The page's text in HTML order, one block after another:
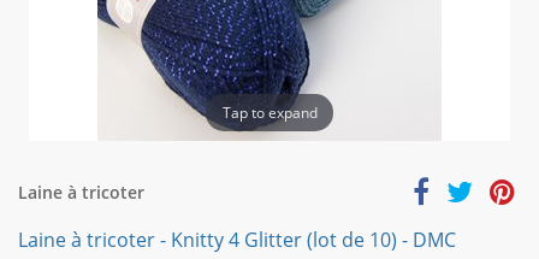
Tap to expand
Laine à tricoter
Laine à tricoter - Knitty 4 Glitter (lot de 10) - DMC